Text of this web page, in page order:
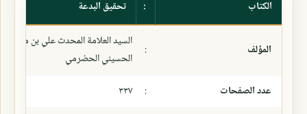
الكتاب : تحقيق البدعة
المؤلف :
السيد العلامة المحدث علي بن محمد
الحسيني الحضرمي
عدد الصفحات
: ٣٣٧